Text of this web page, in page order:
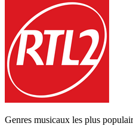
Genres musicaux les plus